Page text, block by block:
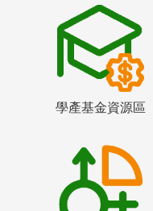
學產基金資源區